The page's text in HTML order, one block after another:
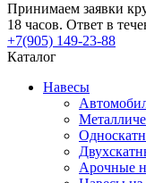
Принимаем заявки
18 часов. Ответ в
+7(905) 149-23-88
Каталог
Навесы
Арочные